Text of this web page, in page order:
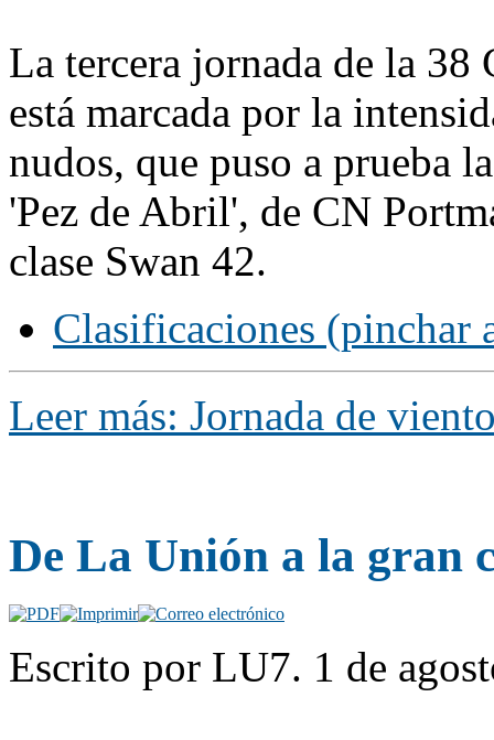
La tercera jornada de la 38
está marcada por la
nudos, que puso a prueba
'Pez de Abril', de CN
clase Swan 42.
Clasificaciones (pinchar
Leer más: Jornada de
De La Unión a la gran
Escrito por LU7. 1 de